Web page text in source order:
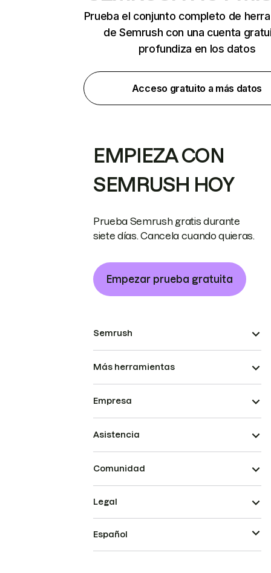
Prueba el conjunto completo de
de Semrush con una cuenta
profundiza en los datos
Acceso gratuito a más datos
EMPIEZA CON
SEMRUSH HOY
Prueba Semrush gratis durante
siete días. Cancela cuando quieras.
Empezar prueba gratuita
Semrush
Más herramientas
Empresa
Asistencia
Comunidad
Legal
Español